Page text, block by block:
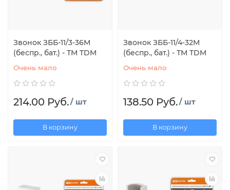
Звонок ЗББ-11/3-36М
(беспр., бат.) - ТМ TDM
Очень мало
214.00 Руб./ шт
В корзину
Звонок ЗББ-11/4-32М
(беспр., бат.) - ТМ TDM
Очень мало
138.50 Руб./ шт
В корзину